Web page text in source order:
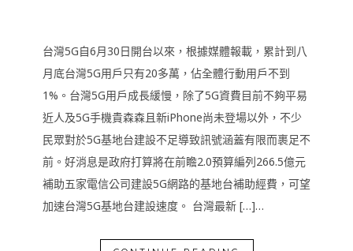
台灣5G自6月30日開台以來，根據媒體報載，累計到八
月底台灣5G用戶只有20多萬，佔全體行動用戶不到
1%。台灣5G用戶成長緩慢，除了5G資費目前不夠平易
近人及5G手機貴森森且新iPhone尚未登場以外，不少
民眾對於5G基地台建設不足導致訊號涵蓋有限而裹足不
前。好消息是政府打算將在前瞻2.0預算編列266.5億元
補助五家電信公司建設5G網路的基地台補助經費，可望
加速台灣5G基地台建設速度。 台灣最新 […]…